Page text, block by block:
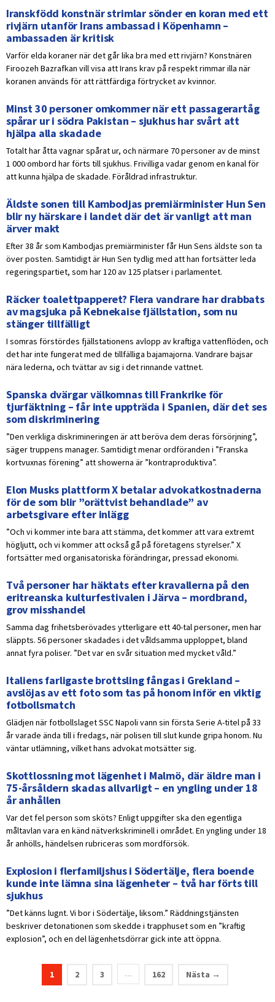
Iranskfödd konstnär strimlar sönder en koran med ett
rivjärn utanför Irans ambassad i Köpenhamn –
ambassaden är kritisk
Varför elda koraner när det går lika bra med ett rivjärn? Konstnären
Firoozeh Bazrafkan vill visa att Irans krav på respekt rimmar illa när
koranen används för att rättfärdiga förtrycket av kvinnor.
Minst 30 personer omkommer när ett passagerartåg
spårar ur i södra Pakistan – sjukhus har svårt att
hjälpa alla skadade
Totalt har åtta vagnar spårat ur, och närmare 70 personer av de minst
1 000 ombord har förts till sjukhus. Frivilliga vadar genom en kanal för
att kunna hjälpa de skadade. Föråldrad infrastruktur.
Äldste sonen till Kambodjas premiärminister Hun Sen
blir ny härskare i landet där det är vanligt att man
ärver makt
Efter 38 år som Kambodjas premiärminister får Hun Sens äldste son ta
över posten. Samtidigt är Hun Sen tydlig med att han fortsätter leda
regeringspartiet, som har 120 av 125 platser i parlamentet.
Räcker toalettpapperet? Flera vandrare har drabbats
av magsjuka på Kebnekaise fjällstation, som nu
stänger tillfälligt
I somras förstördes fjällstationens avlopp av kraftiga vattenflöden, och
det har inte fungerat med de tillfälliga bajamajorna. Vandrare bajsar
nära lederna, och tvättar av sig i det rinnande vattnet.
Spanska dvärgar välkomnas till Frankrike för
tjurfäktning – får inte uppträda i Spanien, där det ses
som diskriminering
”Den verkliga diskrimineringen är att beröva dem deras försörjning”,
säger truppens manager. Samtidigt menar ordföranden i ”Franska
kortvuxnas förening” att showerna är ”kontraproduktiva”.
Elon Musks plattform X betalar advokatkostnaderna
för de som blir ”orättvist behandlade” av
arbetsgivare efter inlägg
”Och vi kommer inte bara att stämma, det kommer att vara extremt
högljutt, och vi kommer att också gå på företagens styrelser.” X
fortsätter med organisatoriska förändringar, pressad ekonomi.
Två personer har häktats efter kravallerna på den
eritreanska kulturfestivalen i Järva – mordbrand,
grov misshandel
Samma dag frihetsberövades ytterligare ett 40-tal personer, men har
släppts. 56 personer skadades i det våldsamma upploppet, bland
annat fyra poliser. ”Det var en svår situation med mycket våld.”
Italiens farligaste brottsling fångas i Grekland –
avslöjas av ett foto som tas på honom inför en viktig
fotbollsmatch
Glädjen när fotbollslaget SSC Napoli vann sin första Serie A-titel på 33
år varade ända till i fredags, när polisen till slut kunde gripa honom. Nu
väntar utlämning, vilket hans advokat motsätter sig.
Skottlossning mot lägenhet i Malmö, där äldre man i
75-årsåldern skadas allvarligt – en yngling under 18
år anhållen
Var det fel person som sköts? Enligt uppgifter ska den egentliga
måltavlan vara en känd nätverkskriminell i området. En yngling under 18
år anhölls, händelsen rubriceras som mordförsök.
Explosion i flerfamiljshus i Södertälje, flera boende
kunde inte lämna sina lägenheter – två har förts till
sjukhus
”Det känns lugnt. Vi bor i Södertälje, liksom.” Räddningstjänsten
beskriver detonationen som skedde i trapphuset som en ”kraftig
explosion”, och en del lägenhetsdörrar gick inte att öppna.
1 2 3 … 162 Nästa →